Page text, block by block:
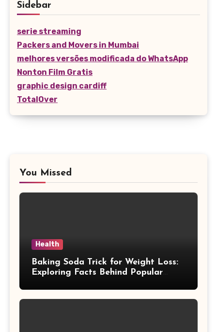
Sidebar
serie streaming
Packers and Movers in Mumbai
melhores versões modificada do WhatsApp
Nonton Film Gratis
graphic design cardiff
TotalOver
You Missed
Health
Baking Soda Trick for Weight Loss:
Exploring Facts Behind Popular